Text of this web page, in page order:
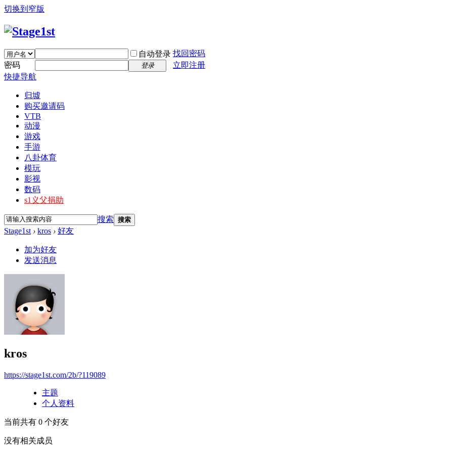
切换到窄版
自动登录 找回密码
密码
登录
立即注册
快捷导航
归墟
购买邀请码
VTB
动漫
游戏
手游
八卦体育
模玩
影视
数码
s1义父捐助
搜索 搜索
Stage1st › kros › 好友
加为好友
发送消息
kros
https://stage1st.com/2b/?119089
主题
个人资料
当前共有 0 个好友
没有相关成员